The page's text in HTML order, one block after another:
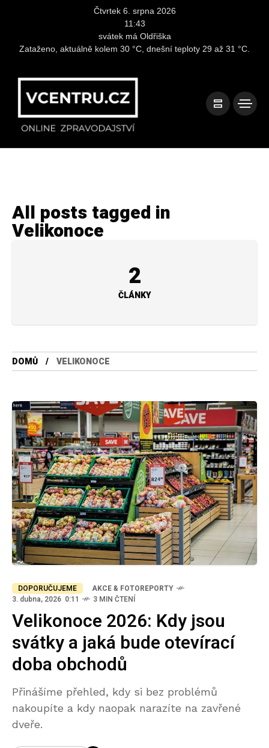
Čtvrtek 6. srpna 2026
11:43
svátek má Oldřiška
Zataženo, aktuálně kolem 30 °C, dnešní teploty 29 až 31 °C.
All posts tagged in
Velikonoce
2
ČLÁNKY
DOMŮ VELIKONOCE
DOPORUČUJEME
AKCE & FOTOREPORTY
3. dubna, 2026 0:11
3 MIN ČTENÍ
Velikonoce 2026: Kdy jsou
svátky a jaká bude otevírací
doba obchodů
Přinášíme přehled, kdy si bez problémů
nakoupíte a kdy naopak narazíte na zavřené
dveře.